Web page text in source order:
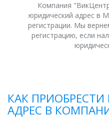
Компания
юридический адрес в
регистрации. Мы
регистрацию, если
КАК
АДРЕС В